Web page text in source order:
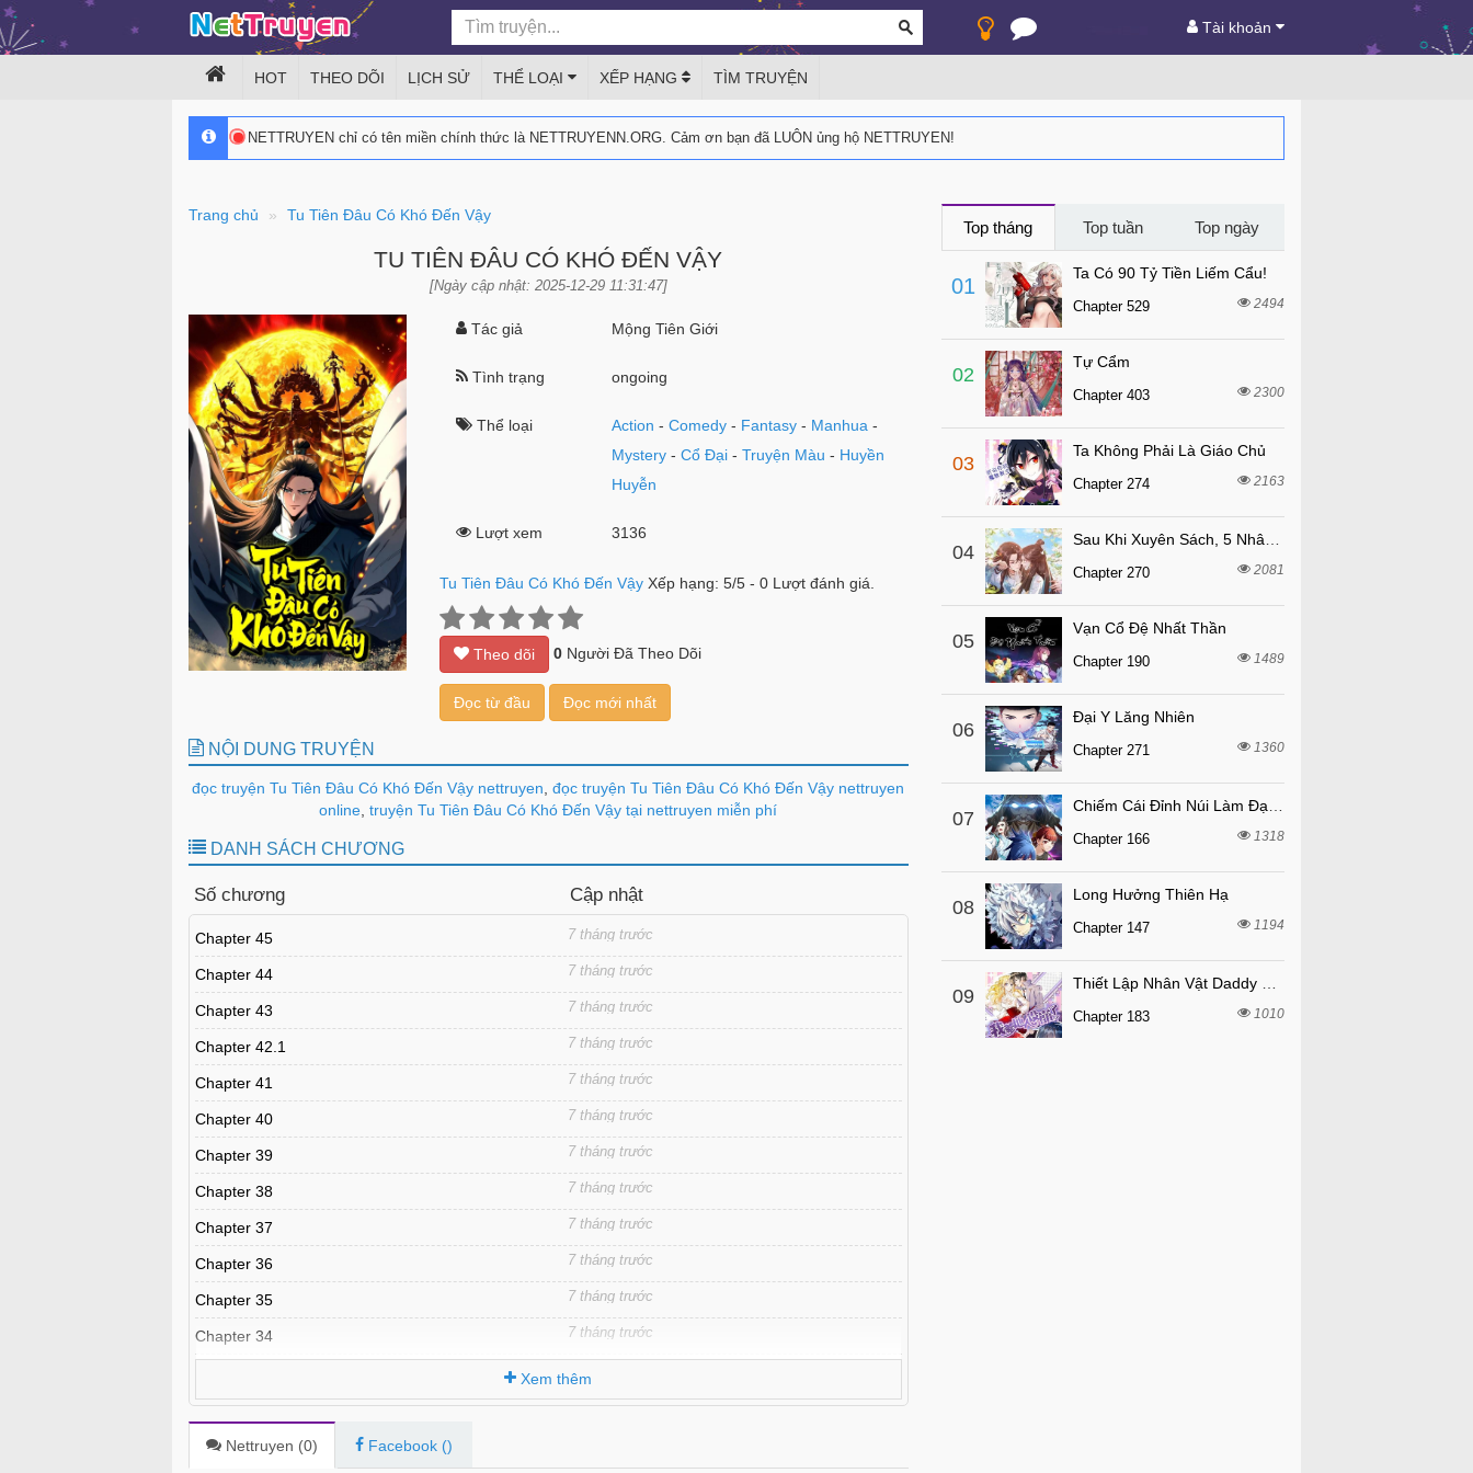
Tài khoản
HOT THEO DÕI LỊCH SỬ THỂ LOẠI XẾP HẠNG TÌM TRUYỆN
NETTRUYEN chỉ có tên miền chính thức là NETTRUYENN.ORG. Cảm ơn bạn đã LUÔN ủng hộ NETTRUYEN!
Trang chủ Tu Tiên Đâu Có Khó Đến Vậy
TU TIÊN ĐÂU CÓ KHÓ ĐẾN VẬY
[Ngày cập nhật: 2025-12-29 11:31:47]
Tác giả Mộng Tiên Giới
Tình trạng ongoing
Thể loại Action -Comedy - Fantasy - Manhua -
Mystery -Cổ Đại -Truyện Màu - Huyền
Huyễn
Lượt xem 3136
Tu Tiên Đâu Có Khó Đến Vậy Xếp hạng: 5/5- 0Lượt đánh giá.
Theo dõi 0Người Đã Theo Dõi
Đọc từ đầu Đọc mới nhất
NỘI DUNG TRUYỆN
đọc truyện Tu Tiên Đâu Có Khó Đến Vậy nettruyen đọc truyện Tu Tiên Đâu Có Khó Đến Vậy nettruyen
online truyện Tu Tiên Đâu Có Khó Đến Vậy tại nettruyen miễn phí
DANH SÁCH CHƯƠNG
Số chương Cập nhật
Chapter 45 7 tháng trước
Chapter 44 7 tháng trước
Chapter 43 7 tháng trước
Chapter 42.1 7 tháng trước
Chapter 41 7 tháng trước
Chapter 40 7 tháng trước
Chapter 39 7 tháng trước
Chapter 38 7 tháng trước
Chapter 37 7 tháng trước
Chapter 36 7 tháng trước
Chapter 35 7 tháng trước
Chapter 34 7 tháng trước
Chapter 32 7 tháng trước
Chapter 31
Xem thêm
Nettruyen (0) Facebook ()
Top tháng Top tuần Top ngày
01
Ta Có 90 Tỷ Tiền Liếm Cẩu!
Chapter 529 2494
02
Tự Cẩm
Chapter 403 2300
03
Ta Không Phải Là Giáo Chủ
Chapter 274 2163
04
Chapter 270 2081
05
Vạn Cổ Đệ Nhất Thần
Chapter 190 1489
06
Đại Y Lăng Nhiên
Chapter 271 1360
07
Chapter 166 1318
08
Long Hưởng Thiên Hạ
Chapter 147 1194
09
Chapter 183 1010